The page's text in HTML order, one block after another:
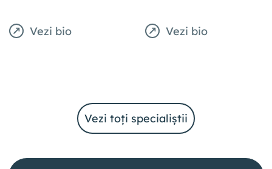
Vezi bio Vezi bio
Vezi toți specialiștii